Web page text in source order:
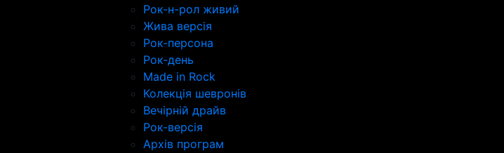
Рок-н-рол живий
Жива версія
Рок-персона
Рок-день
Made in Rock
Колекція шевронів
Вечірній драйв
Рок-версія
Архів програм